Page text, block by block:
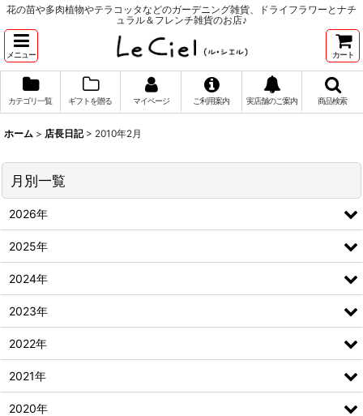
花の苗や多肉植物やテラコッタなどのガーデニング雑貨、ドライフラワーとナチ
ュラル＆フレンチ雑貨のお店♪
メニュー カート
カテゴリ一覧 ギフトを贈る マイページ ご利用案内 実店舗のご案内 商品検索
ホーム > 店長日記 > 2010年2月
月別一覧
2026年
2025年
2024年
2023年
2022年
2021年
2020年